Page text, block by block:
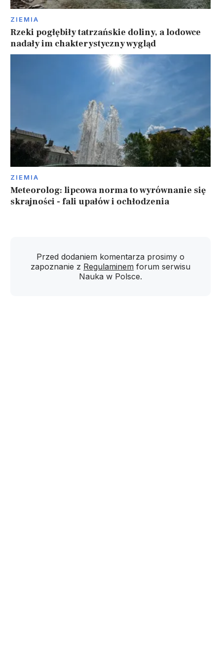
ZIEMIA
Rzeki pogłębiły tatrzańskie doliny, a lodowce
nadały im chakterystyczny wygląd
ZIEMIA
Meteorolog: lipcowa norma to wyrównanie się
skrajności - fali upałów i ochłodzenia
Przed dodaniem komentarza prosimy o
zapoznanie z Regulaminem forum serwisu
Nauka w Polsce.